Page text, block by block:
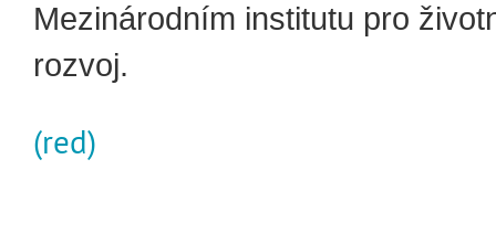
Mezinárodním institutu pro
rozvoj.
(red)